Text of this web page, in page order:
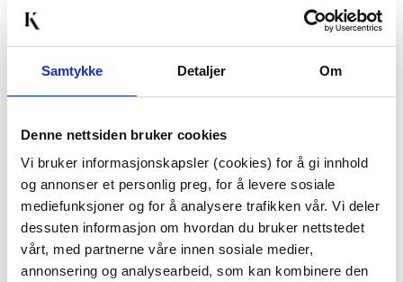
Samtykke Detaljer Om
Denne nettsiden bruker cookies
Vi bruker informasjonskapsler (cookies) for å gi innhold
og annonser et personlig preg, for å levere sosiale
mediefunksjoner og for å analysere trafikken vår. Vi deler
dessuten informasjon om hvordan du bruker nettstedet
vårt, med partnerne våre innen sosiale medier,
annonsering og analysearbeid, som kan kombinere den
BLI MED!
Som medlem i kundeklubben vår får du
alltid laveste prisogmange fristende
tilbud!
BLI MEDLEM